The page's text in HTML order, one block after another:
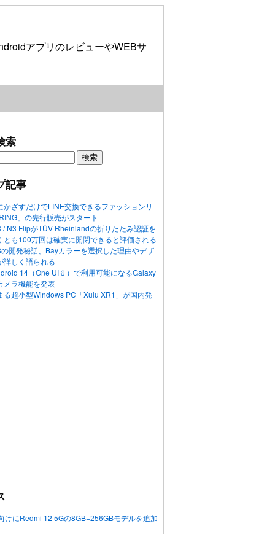
アプリのレビューやWEBサ
索
記事
かざすだけでLINE交換できるファッションリ
」の先行販売がスタート
/ N3 FlipがTÜV Rheinlandの折りたたみ認証を
とも100万回は確実に開閉できると評価される
開発秘話、Bayカラーを選択した理由やデザ
詳しく語られる
14（One UI６）で利用可能になるGalaxy
メラ機能を発表
る超小型Windows PC「Xulu XR1」が国内発
けにRedmi 12 5Gの8GB+256GBモデルを追加